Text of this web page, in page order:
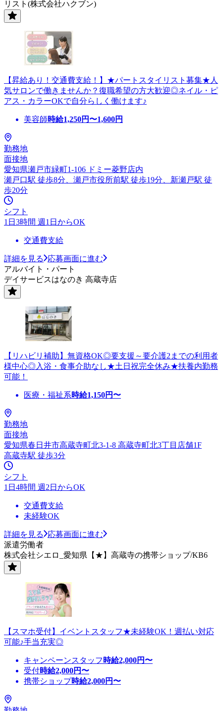
リスト(株式会社ハクブン)
【昇給あり！交通費支給！】★パートスタイリスト募集★人
気サロンで働きませんか？復職希望の方大歓迎◎ネイル・ピ
アス・カラーOKで自分らしく働けます♪
美容師時給1,250円〜1,600円
勤務地
面接地
愛知県瀬戸市緑町1-106 ドミー菱野店内
瀬戸口駅 徒歩8分、瀬戸市役所前駅 徒歩19分、新瀬戸駅 徒
歩20分
シフト
1日3時間 週1日からOK
交通費支給
詳細を見る
応募画面に進む
アルバイト・パート
デイサービスはなのき 高蔵寺店
【リハビリ補助】無資格OK◎要支援～要介護2までの利用者
様中心◎入浴・食事介助なし★土日祝完全休み★扶養内勤務
可能！
医療・福祉系時給1,150円〜
勤務地
面接地
愛知県春日井市高蔵寺町北3-1-8 高蔵寺町北3丁目店舗1F
高蔵寺駅 徒歩3分
シフト
1日4時間 週2日からOK
交通費支給
未経験OK
詳細を見る
応募画面に進む
派遣労働者
株式会社シエロ_愛知県【★】高蔵寺の携帯ショップ/KB6
【スマホ受付】イベントスタッフ★未経験OK！週払い対応
可能♪手当充実◎
キャンペーンスタッフ 時給2,000円〜
受付時給2,000円〜
携帯ショップ時給2,000円〜